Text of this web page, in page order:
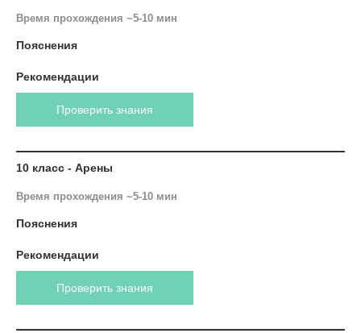
Время прохождения ~5-10 мин
Пояснения
Рекомендации
Проверить знания
10 класс - Арены
Время прохождения ~5-10 мин
Пояснения
Рекомендации
Проверить знания